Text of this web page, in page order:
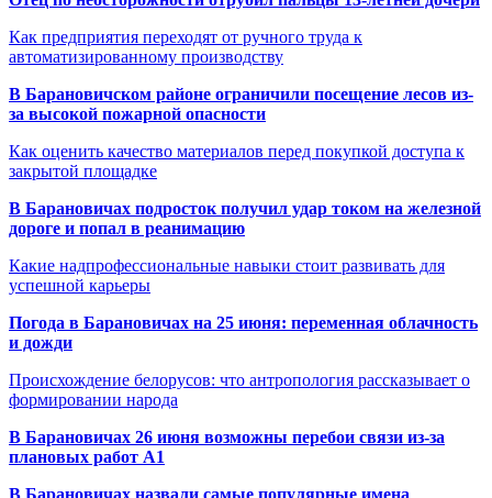
Как предприятия переходят от ручного труда к
автоматизированному производству
В Барановичском районе ограничили посещение лесов из-
за высокой пожарной опасности
Как оценить качество материалов перед покупкой доступа к
закрытой площадке
В Барановичах подросток получил удар током на железной
дороге и попал в реанимацию
Какие надпрофессиональные навыки стоит развивать для
успешной карьеры
Погода в Барановичах на 25 июня: переменная облачность
и дожди
Происхождение белорусов: что антропология рассказывает о
формировании народа
В Барановичах 26 июня возможны перебои связи из-за
плановых работ A1
В Барановичах назвали самые популярные имена